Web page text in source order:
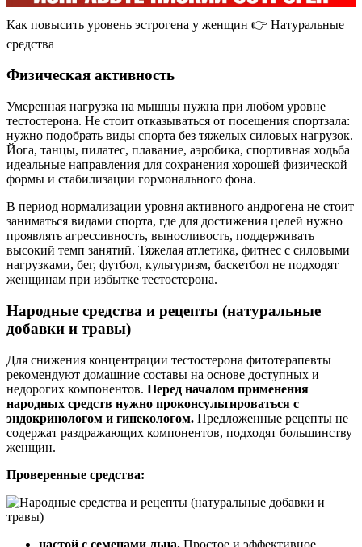
Как повысить уровень эстрогена у женщин 👉 Натуральные
средства
Физическая активность
Умеренная нагрузка на мышцы нужна при любом уровне
тестостерона. Не стоит отказываться от посещения спортзала:
нужно подобрать виды спорта без тяжелых силовых нагрузок.
Йога, танцы, пилатес, плавание, аэробика, спортивная ходьба
идеальные направления для сохранения хорошей физической
формы и стабилизации гормонального фона.
В период нормализации уровня активного андрогена не стоит
заниматься видами спорта, где для достижения целей нужно
проявлять агрессивность, выносливость, поддерживать
высокий темп занятий. Тяжелая атлетика, фитнес с силовыми
нагрузками, бег, футбол, культуризм, баскетбол не подходят
женщинам при избытке тестостерона.
Народные средства и рецепты (натуральные
добавки и травы)
Для снижения концентрации тестостерона фитотерапевты
рекомендуют домашние составы на основе доступных и
недорогих компонентов. Перед началом применения
народных средств нужно проконсультироваться с
эндокринологом и гинекологом. Предложенные рецепты не
содержат раздражающих компонентов, подходят большинству
женщин.
Проверенные средства:
настой с семенами льна. Простое и эффективное